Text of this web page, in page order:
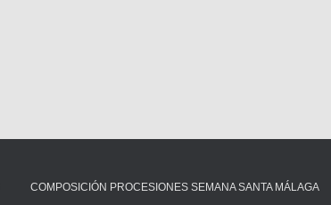
COMPOSICIÓN PROCESIONES SEMANA SANTA MÁLAGA